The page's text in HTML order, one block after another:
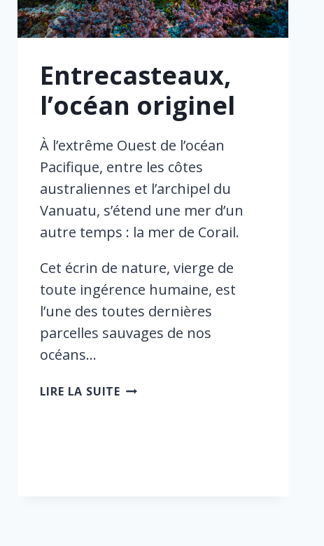
Entrecasteaux,
l’océan originel
À l’extrême Ouest de l’océan
Pacifique, entre les côtes
australiennes et l’archipel du
Vanuatu, s’étend une mer d’un
autre temps : la mer de Corail.
Cet écrin de nature, vierge de
toute ingérence humaine, est
l’une des toutes dernières
parcelles sauvages de nos
océans…
LIRE LA SUITE ENTRECASTEAUX,